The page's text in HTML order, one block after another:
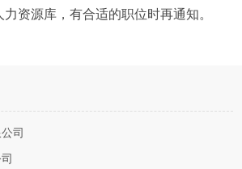
资源库，有合适的职位时再通知。
司